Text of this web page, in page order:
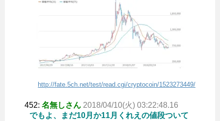
http://fate.5ch.net/test/read.cgi/cryptocoin/1523273449/
452: 名無しさん 2018/04/10(火) 03:22:48.16
でもよ、まだ10月か11月くれえの値段ついて